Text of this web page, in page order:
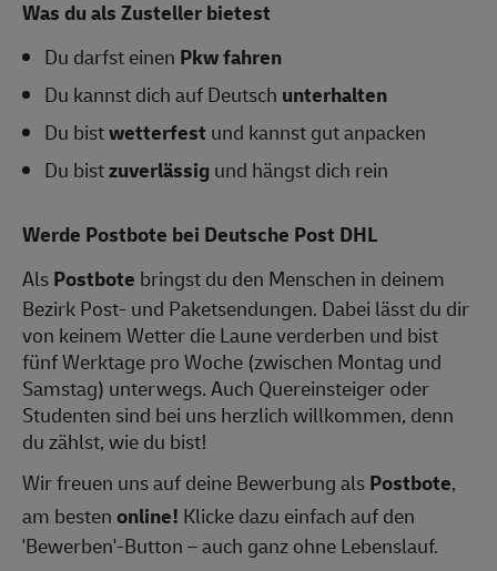
Was du als Zusteller bietest
Du darfst einen Pkw fahren
Du kannst dich auf Deutsch unterhalten
Du bistwetterfest und kannst gut anpacken
Du bistzuverlässigund hängst dich rein
Werde Postbote bei Deutsche Post DHL
AlsPostbote bringst du den Menschen in deinem
Bezirk Post- und Paketsendungen. Dabei lässt du dir
von keinem Wetter die Laune verderben und bist
fünf Werktage pro Woche (zwischen Montag und
Samstag) unterwegs. Auch Quereinsteiger oder
Studenten sind bei uns herzlich willkommen, denn
du zählst, wie du bist!
Wir freuen uns auf deine Bewerbung alsPostbote,
am bestenonline! Klicke dazu einfach auf den
'Bewerben'-Button – auch ganz ohne Lebenslauf.